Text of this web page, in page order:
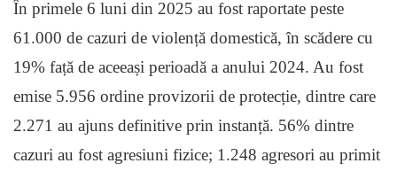
În primele 6 luni din 2025 au fost raportate peste
61.000 de cazuri de violență domestică, în scădere cu
19% față de aceeași perioadă a anului 2024. Au fost
emise 5.956 ordine provizorii de protecție, dintre care
2.271 au ajuns definitive prin instanță. 56% dintre
cazuri au fost agresiuni fizice; 1.248 agresori au primit